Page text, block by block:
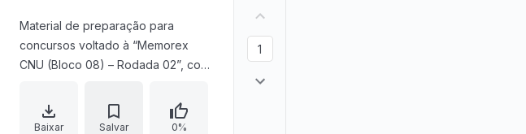
Material de preparação para
concursos voltado à “Memorex
CNU (Bloco 08) – Rodada 02”, com
organização de rodadas futuras
conforme cronograma. O conteúdo
Baixar Salvar 0%